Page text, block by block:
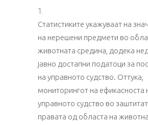
Статистиките укажуваат на
на нерешени предмети во
животната средина, додека
јавно достапни податоци за
на управното судство. Оттука,
мониторингот на ефикасноста
управното судство во
правата од областа на